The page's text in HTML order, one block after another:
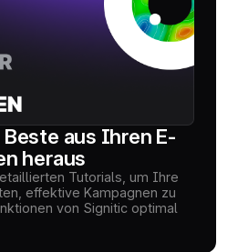
aus Ihren E-
heraus
Tutorials, um Ihre
effektive Kampagnen zu
von Signitic optimal